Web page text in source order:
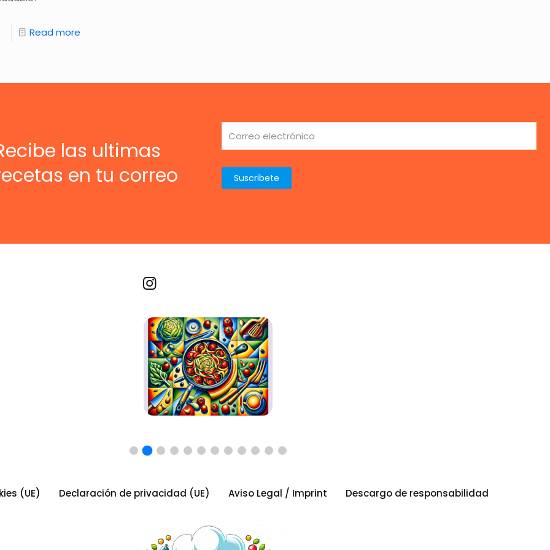
Read more
las ultimas
en tu correo
(UE) Declaración de privacidad (UE) Aviso Legal / Imprint Descargo de responsabilidad